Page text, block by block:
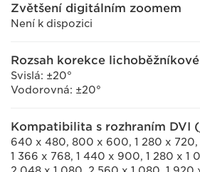
Zvětšení digitálním zoomem
Není k dispozici
Rozsah korekce
Svislá: ±20°
Vodorovná: ±20°
Kompatibilita s rozhraním DVI
640 x 480, 800 x 600, 1 280 x 720,
1 366 x 768, 1 440 x 900, 1 280 x 1